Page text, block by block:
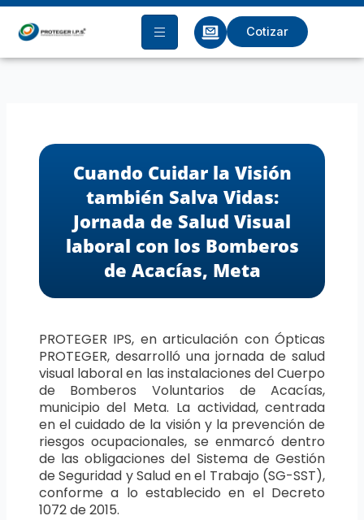
Ir
contenido
Cotizar
Cuando Cuidar la Visión
también Salva Vidas:
Jornada de Salud Visual
laboral con los Bomberos
de Acacías, Meta
PROTEGER IPS, en articulación con Ópticas
PROTEGER, desarrolló una jornada de salud
visual laboral en las instalaciones del Cuerpo
de Bomberos Voluntarios de Acacías,
municipio del Meta. La actividad, centrada
en el cuidado de la visión y la prevención de
riesgos ocupacionales, se enmarcó dentro
de las obligaciones del Sistema de Gestión
de Seguridad y Salud en el Trabajo (SG-SST),
conforme a lo establecido en el Decreto
1072 de 2015.